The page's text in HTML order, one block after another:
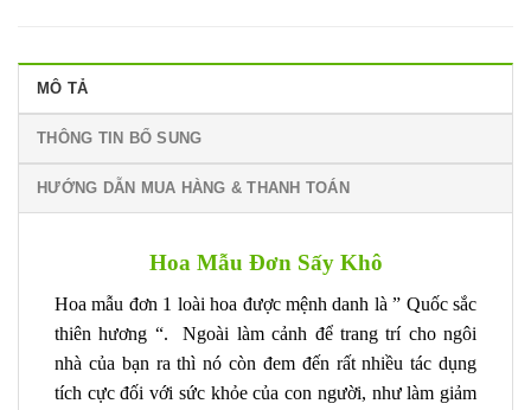
MÔ TẢ
THÔNG TIN BỔ SUNG
HƯỚNG DẪN MUA HÀNG & THANH TOÁN
Hoa Mẫu Đơn Sấy Khô
Hoa mẫu đơn 1 loài hoa được mệnh danh là ” Quốc sắc
thiên hương “. Ngoài làm cảnh để trang trí cho ngôi
nhà của bạn ra thì nó còn đem đến rất nhiều tác dụng
tích cực đối với sức khỏe của con người, như làm giảm